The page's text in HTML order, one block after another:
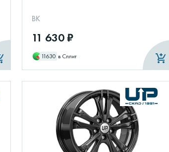
BK
11 630 ₽
11630 в Сплит